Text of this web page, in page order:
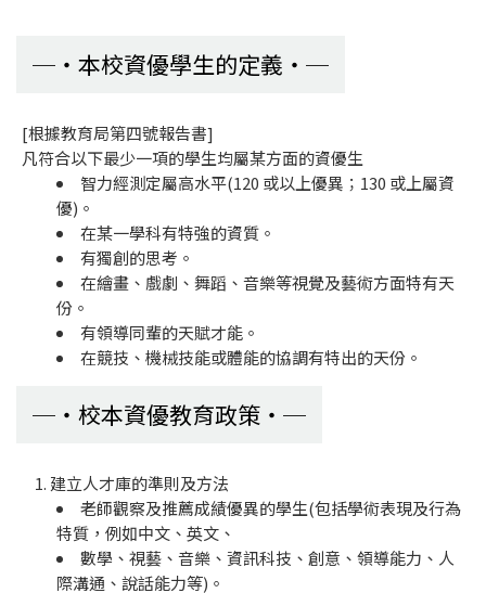
本校資優學生的定義
[根據教育局第四號報告書]
凡符合以下最少一項的學生均屬某方面的資優生
智力經測定屬高水平(120 或以上優異；130 或上屬資
優)。
在某一學科有特強的資質。
有獨創的思考。
在繪畫、戲劇、舞蹈、音樂等視覺及藝術方面特有天
份。
有領導同輩的天賦才能。
在競技、機械技能或體能的協調有特出的天份。
校本資優教育政策
1. 建立人才庫的準則及方法
老師觀察及推薦成績優異的學生(包括學術表現及行為
特質，例如中文、英文、
數學、視藝、音樂、資訊科技、創意、領導能力、人
際溝通、說話能力等)。